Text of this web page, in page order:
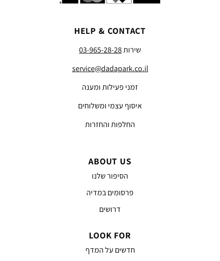
HELP & CONTACT
שירות03-965-28-28
service@dadapark.co.il
זמני פעילות ומענה
איסוף עצמי ומשלוחים
החלפות והחזרות
ABOUT US
הסיפור שלנו
פרסומים במדיה
דרושים
LOOK FOR
חדשים על המדף